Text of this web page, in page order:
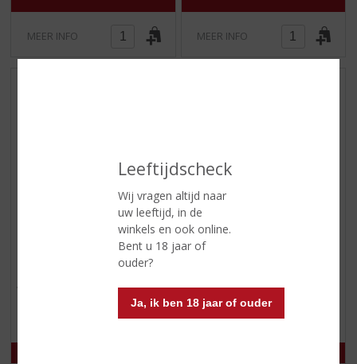
Leeftijdscheck
Wij vragen altijd naar
uw leeftijd, in de
winkels en ook online.
Bent u 18 jaar of
ouder?
Ja, ik ben 18 jaar of ouder
MEER INFO MEER INFO
25 CL
Voorraad (indien beperkt): 96
/
5
Passionfruit Martini
Voorraad (indien beperkt): 24